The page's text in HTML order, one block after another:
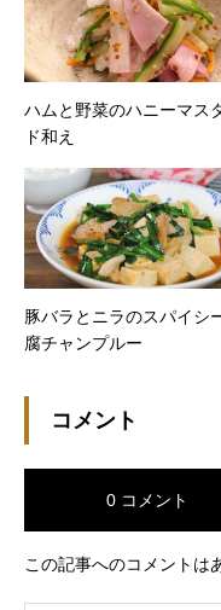
ハムと野菜のハニーマス
ド和え
豚バラとニラのスパイシ
腐チャンプルー
コメント
0 コメント
この記事へのコメントは